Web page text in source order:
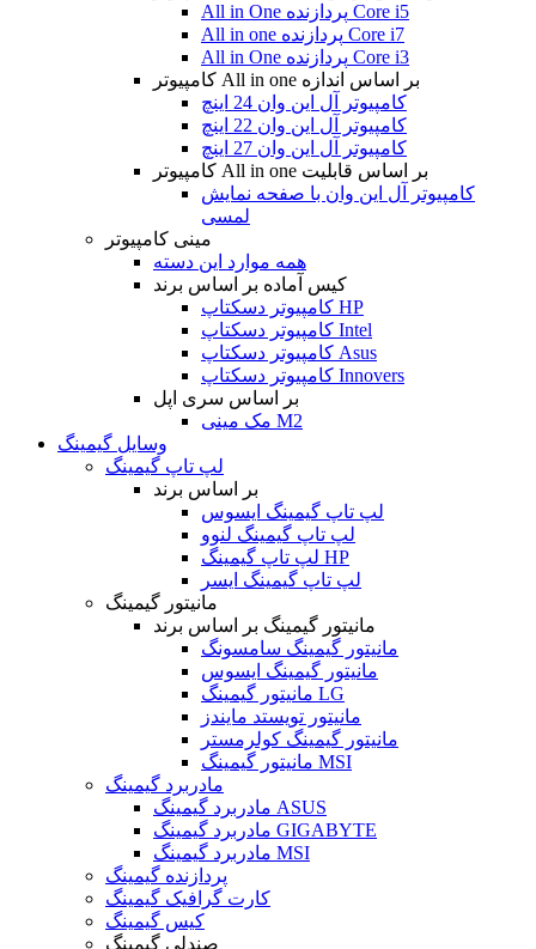
All in One پردازنده Core i5
All in one پردازنده Core i7
All in One پردازنده Core i3
کامپیوتر All in one بر اساس اندازه
کامپیوتر آل این وان 24 اینچ
کامپیوتر آل این وان 22 اینچ
کامپیوتر آل این وان 27 اینچ
کامپیوتر All in one بر اساس قابلیت
کامپیوتر آل این وان با صفحه نمایش
لمسی
مینی کامپیوتر
همه موارد این دسته
کیس آماده بر اساس برند
کامپیوتر دسکتاپ HP
کامپیوتر دسکتاپ Intel
کامپیوتر دسکتاپ Asus
کامپیوتر دسکتاپ Innovers
بر اساس سری اپل
مک مینی M2
وسایل گیمینگ
لپ تاپ گیمینگ
بر اساس برند
لپ تاپ گیمینگ ایسوس
لپ تاپ گیمینگ لنوو
لپ تاپ گیمینگ HP
لپ تاپ گیمینگ ایسر
مانیتور گیمینگ
مانیتور گیمینگ بر اساس برند
مانیتور گیمینگ سامسونگ
مانیتور گیمینگ ایسوس
مانیتور گیمینگ LG
مانیتور تویستد مایندز
مانیتور گیمینگ کولرمستر
مانیتور گیمینگ MSI
مادربرد گیمینگ
مادربرد گیمینگ ASUS
مادربرد گیمینگ GIGABYTE
مادربرد گیمینگ MSI
پردازنده گیمینگ
کارت گرافیک گیمینگ
کیس گیمینگ
صندلی گیمینگ